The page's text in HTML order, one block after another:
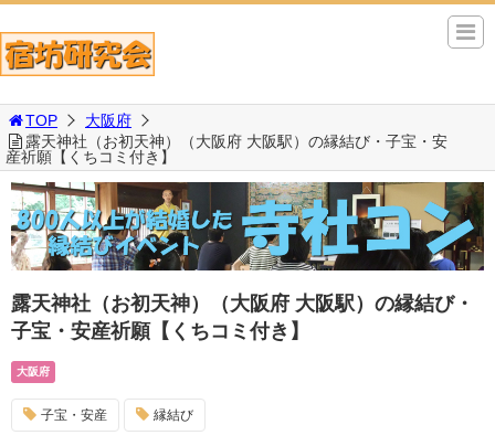
TOP
大阪府
露天神社（お初天神）（大阪府 大阪駅）の縁結び・子宝・安
産祈願【くちコミ付き】
露天神社（お初天神）（大阪府 大阪駅）の縁結び・
子宝・安産祈願【くちコミ付き】
大阪府
子宝・安産 縁結び